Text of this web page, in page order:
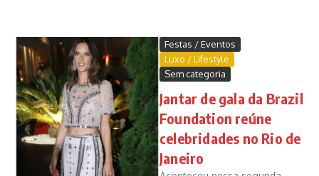
Festas / Eventos
Luxo / Lifestyle
Sem categoria
Jantar de gala da Brazil
Foundation reúne
celebridades no Rio de
Janeiro